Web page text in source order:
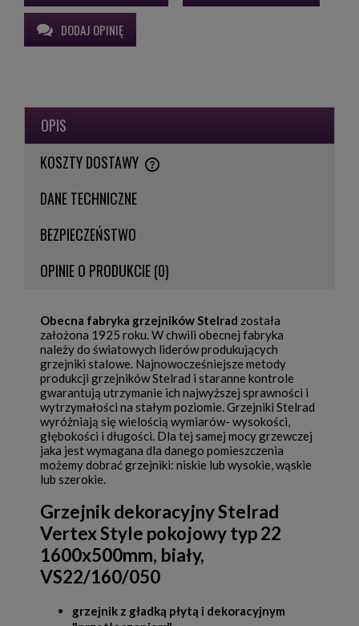
DODAJ OPINIĘ
OPIS
KOSZTY DOSTAWY
CENA NIE ZAWIERA EWENTUALNYCH KOSZTÓW PŁATNOŚCI
DANE TECHNICZNE
BEZPIECZEŃSTWO
OPINIE O PRODUKCIE (0)
Obecna fabryka grzejników Stelrad została
założona 1925 roku. W chwili obecnej fabryka
należy do światowych liderów produkujących
grzejniki stalowe. Najnowocześniejsze metody
produkcji grzejników Stelrad i staranne kontrole
gwarantują utrzymanie ich najwyższej sprawności i
wytrzymałości na stałym poziomie. Grzejniki Stelrad
wyróżniają się wielością wymiarów- wysokości,
głębokości i długości. Dla tej samej mocy grzewczej
jaka jest wymagana dla danego pomieszczenia
możemy dobrać grzejniki: niskie lub wysokie, wąskie
lub szerokie.
Grzejnik dekoracyjny Stelrad
Vertex Style pokojowy typ 22
1600x500mm, biały,
VS22/160/050
grzejnik z gładką płytą i dekoracyjnym